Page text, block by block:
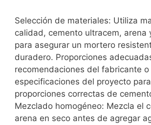
Selección de materiales: Utiliza
calidad, cemento ultracem, arena
para asegurar un mortero
duradero. Proporciones
recomendaciones del fabricante o
especificaciones del proyecto
proporciones correctas de
Mezclado homogéneo: Mezcla el
arena en seco antes de agregar